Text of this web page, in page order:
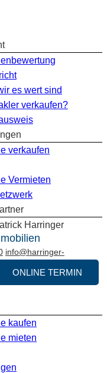
es wert sind
verkaufen?
verkaufen
Vermieten
info@harringer-
ONLINE TERMIN
kaufen
mieten